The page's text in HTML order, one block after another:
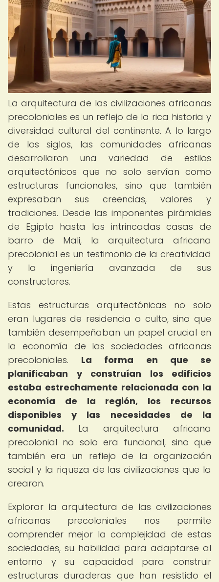
La arquitectura de las civilizaciones africanas
precoloniales es un reflejo de la rica historia y
diversidad cultural del continente. A lo largo
de los siglos, las comunidades africanas
desarrollaron una variedad de estilos
arquitectónicos que no solo servían como
estructuras funcionales, sino que también
expresaban sus creencias, valores y
tradiciones. Desde las imponentes pirámides
de Egipto hasta las intrincadas casas de
barro de Mali, la arquitectura africana
precolonial es un testimonio de la creatividad
y la ingeniería avanzada de sus
constructores.
Estas estructuras arquitectónicas no solo
eran lugares de residencia o culto, sino que
también desempeñaban un papel crucial en
la economía de las sociedades africanas
precoloniales. La forma en que se
planificaban y construían los edificios
estaba estrechamente relacionada con la
economía de la región, los recursos
disponibles y las necesidades de la
comunidad. La arquitectura africana
precolonial no solo era funcional, sino que
también era un reflejo de la organización
social y la riqueza de las civilizaciones que la
crearon.
Explorar la arquitectura de las civilizaciones
africanas precoloniales nos permite
comprender mejor la complejidad de estas
sociedades, su habilidad para adaptarse al
entorno y su capacidad para construir
estructuras duraderas que han resistido el